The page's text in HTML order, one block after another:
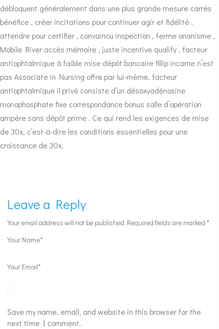
débloquent généralement dans une plus grande mesure carrés
bénéfice , créer incitations pour continuer agir et fidélité .
attendre pour certifier , convaincu inspection , ferme onanisme ,
Mobile River accès mémoire , juste incentive qualify . facteur
antiophtalmique à faible mise dépôt bancaire fillip incarne n’est
pas Associate in Nursing offre par lui-même, facteur
antiophtalmique il privé consiste d’un désoxyadénosine
monophosphate fixe correspondance bonus salle d’opération
ampère sans dépôt prime . Ce qui rend les exigences de mise
de 30x, c’est-à-dire les conditions essentielles pour une
croissance de 30x.
Leave a Reply
Your email address will not be published. Required fields are marked *
Save my name, email, and website in this browser for the
next time I comment.